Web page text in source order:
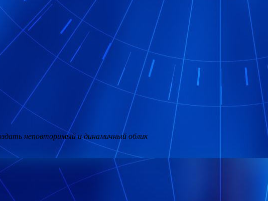
неповторимый и динамичный облик